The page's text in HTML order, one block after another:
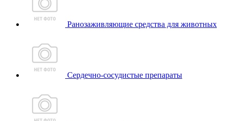
Ранозаживляющие средства для животных
Сердечно-сосудистые препараты